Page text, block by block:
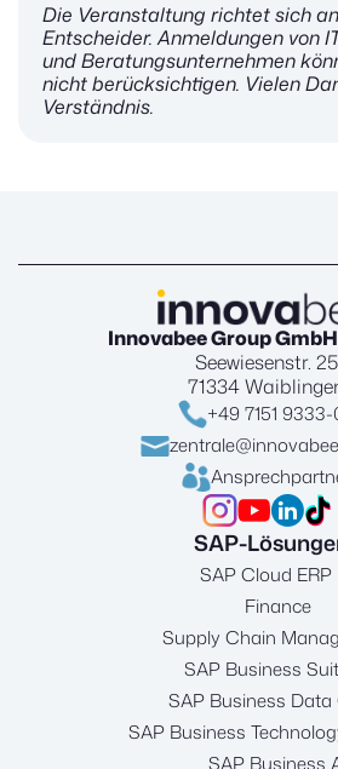
Die Veranstaltung richtet sich
Entscheider. Anmeldungen von
und Beratungsunternehmen
nicht berücksichtigen. Vielen
Verständnis.
Innovabee Group
Seewiesenstr. 25
71334
+49 7151
SAP-
SAP Cloud ERP
Finance
Supply Chain
SAP Business
SAP Business Data
SAP Business
SAP Business